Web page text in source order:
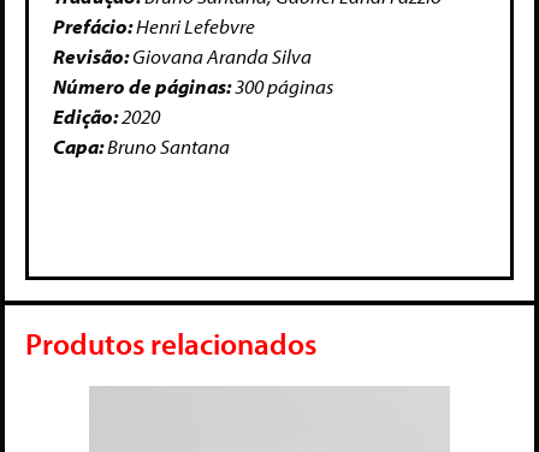
Prefácio:Henri Lefebvre
Revisão:Giovana Aranda Silva
Número de páginas:300 páginas
Edição:2020
Capa:Bruno Santana
Produtos relacionados